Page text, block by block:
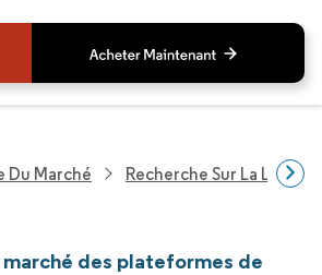
Du Marché Recherche Sur La
des plateformes de